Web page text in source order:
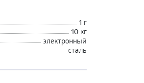
1 г
10 кг
электронный
сталь